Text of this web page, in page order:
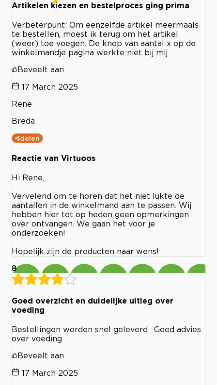
Artikelen kiezen en bestelproces ging prima
Verbeterpunt: Om eenzelfde artikel meermaals
te bestellen, moest ik terug om het artikel
(weer) toe voegen. De knop van aantal x op de
winkelmandje pagina werkte niet bij mij.
Beveelt aan
17 March 2025
Rene
Breda
delen
Reactie van Virtuoos
Hi Rene,
Vervelend om te horen dat het niet lukte de
aantallen in de winkelmand aan te passen. Wij
hebben hier tot op heden geen opmerkingen
over ontvangen. We gaan het voor je
onderzoeken!
Hopelijk zijn de producten naar wens!
8
Goed overzicht en duidelijke uitleg over
voeding
Bestellingen worden snel geleverd . Goed advies
over voeding .
Beveelt aan
17 March 2025